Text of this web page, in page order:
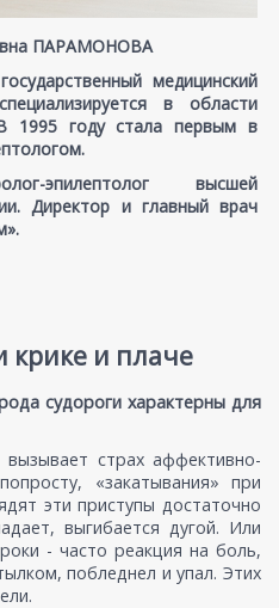
ПАРАМОНОВА
медицинский
в области
1995 году стала первым в
эпилептолог высшей
Директор и главный врач
крике и плаче
судороги характерны для
страх аффективно-
«закатывания» при
эти приступы достаточно
выгибается дугой. Или
- часто реакция на боль,
побледнел и упал. Этих